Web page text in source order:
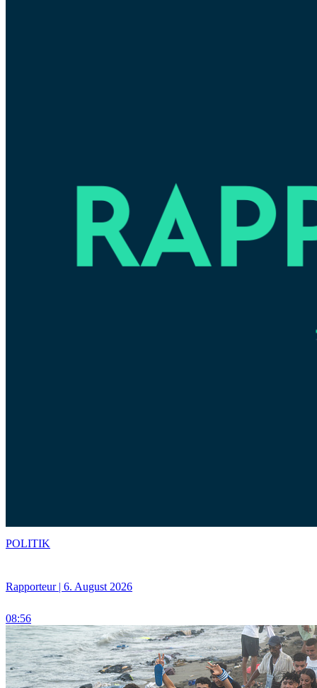
Rapporteur | 6. August 2026
08:56
POLITIK